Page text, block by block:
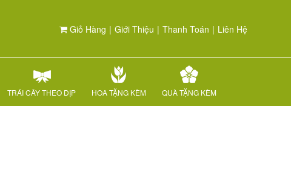
Giỏ Hàng | Giới Thiệu | Thanh Toán | Liên Hệ
TRÁI CÂY THEO DỊP HOA TẶNG KÈM QUÀ TẶNG KÈM